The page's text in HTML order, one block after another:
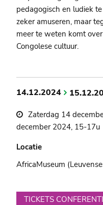
pedagogisch en ludiek
zeker amuseren, maar
meer te weten komt
Congolese cultuur.
14.12.2024
Zaterdag 14
december 2024, 15-17u
Locatie
AfricaMuseum
TICKETS